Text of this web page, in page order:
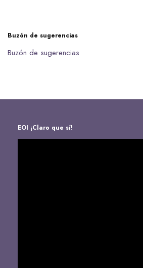
Buzón de sugerencias
Buzón de sugerencias
EOI ¡Claro que sí!